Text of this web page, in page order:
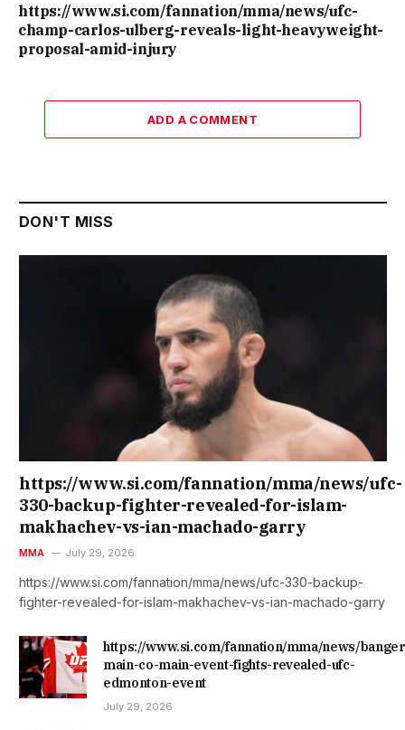
https://www.si.com/fannation/mma/news/ufc-
champ-carlos-ulberg-reveals-light-heavyweight-
proposal-amid-injury
ADD A COMMENT
DON'T MISS
https://www.si.com/fannation/mma/news/ufc-
330-backup-fighter-revealed-for-islam-
makhachev-vs-ian-machado-garry
MMA July 29, 2026
https://www.si.com/fannation/mma/news/ufc-330-backup-
fighter-revealed-for-islam-makhachev-vs-ian-machado-garry
https://www.si.com/fannation/mma/news/
main-co-main-event-fights-revealed-ufc-
edmonton-event
July 29, 2026